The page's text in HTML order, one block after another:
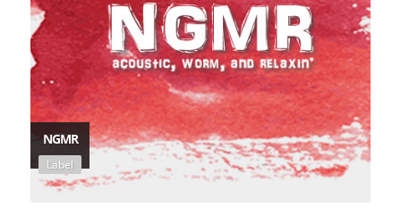
NGMR
Label